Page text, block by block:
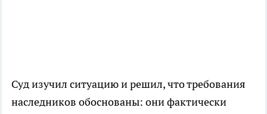
Суд изучил ситуацию и решил, что требования
наследников обоснованы: они фактически